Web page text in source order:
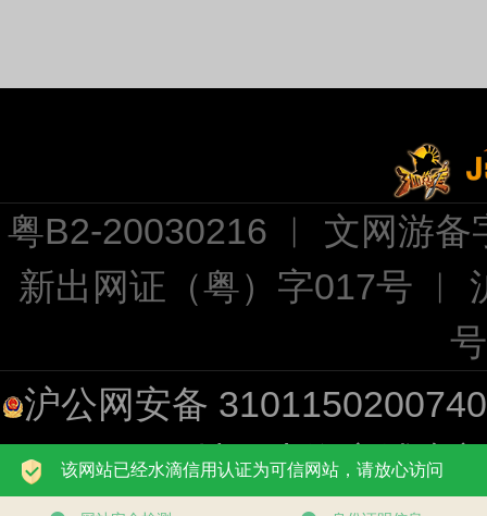
粤B2-20030216 ︱ 文网游
新出网证（粤）字017号 ︱
沪公网安备
址：上海市浦东